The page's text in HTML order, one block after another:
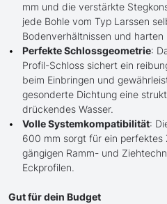
mm und die verstärkte
jede Bohle vom Typ Larssen
Bodenverhältnissen und
Perfekte Schlossgeometrie:
Profil-Schloss sichert ein
beim Einbringen und
gesonderte Dichtung eine
drückendes Wasser.
Volle Systemkompatibilität:
600 mm sorgt für ein perfektes
gängigen Ramm- und
Eckprofilen.
Gut für dein Budget